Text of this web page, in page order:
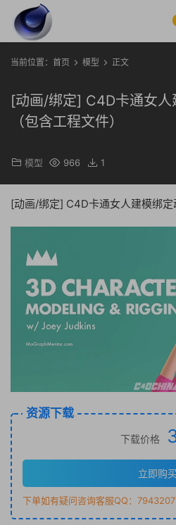
当前位置： 首页 模型 正文
[动画/绑定] C4D卡通女人
（包含工程文件）
模型 966 1
[动画/绑定] C4D卡通女人建模绑定
资源下载
下载价格
立即购买
下单如有疑问咨询客服QQ：